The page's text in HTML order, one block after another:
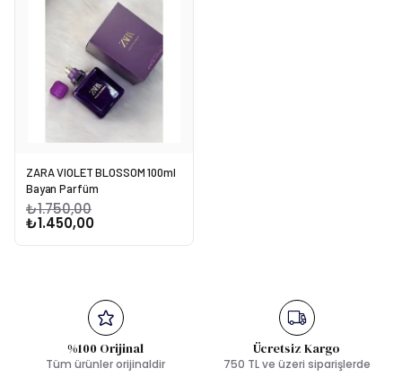
ZARA VIOLET BLOSSOM 100ml
Bayan Parfüm
₺1.750,00
₺1.450,00
%100 Orijinal
Tüm ürünler orijinaldir
Ücretsiz Kargo
750 TL ve üzeri siparişlerde